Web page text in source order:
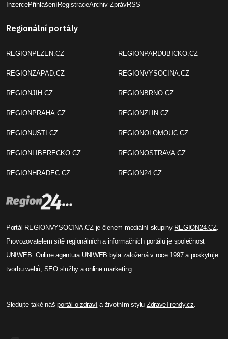
InzercePřihlášeníRegistraceArchiv ZprávRSS
Regionální portály
REGIONPLZEN.CZ
REGIONZAPAD.CZ
REGIONJIH.CZ
REGIONPRAHA.CZ
REGIONUSTI.CZ
REGIONLIBERECKO.CZ
REGIONHRADEC.CZ
REGIONPARDUBICKO.CZ
REGIONVYSOCINA.CZ
REGIONBRNO.CZ
REGIONZLIN.CZ
REGIONOLOMOUC.CZ
REGIONOSTRAVA.CZ
REGION24.CZ
Portál REGIONVYSOCINA.CZ je členem mediální skupiny REGION24.CZ.
Provozovatelem sítě regionálních a informačních portálů je společnost
UNIWEB. Online agentura UNIWEB byla založená v roce 1997 a poskytuje
tvorbu webů, SEO služby a online marketing.
Sledujte také nášportál o zdravía životním stylu ZdraveTrendy.cz.